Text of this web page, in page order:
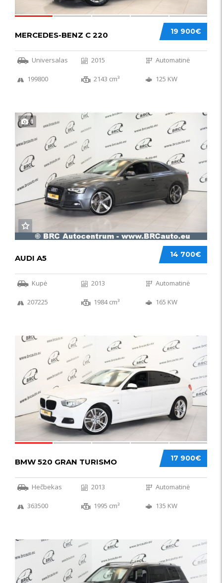
19 900€
MERCEDES-BENZ C 220
Universalas 2015 Automatinė
199800 2143 cm³ 125 KW
1
14 700€
AUDI A5
Kupė 2013 Automatinė
207225 1984 cm³ 165 KW
17 900€
BMW 520 GRAN TURISMO
Hečbekas 2013 Automatinė
363500 1995 cm³ 135 KW
IŠSKIRTINIS